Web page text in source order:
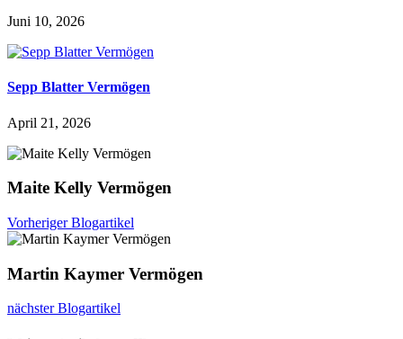
Juni 10, 2026
Sepp Blatter Vermögen
April 21, 2026
Maite Kelly Vermögen
Vorheriger Blogartikel
Martin Kaymer Vermögen
nächster Blogartikel